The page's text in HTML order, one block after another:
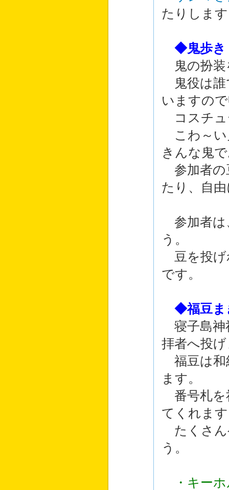
たりしま
◆鬼歩き
鬼の扮装
鬼役は誰
いますの
コスチュ
こわ～い
きんな鬼
参加者の
たり、自
参加者は
う。
豆を投げ
です。
◆福豆ま
寝子島神
拝者へ投
福豆は和
ます。
番号札を
てくれま
たくさん
う。
・キー